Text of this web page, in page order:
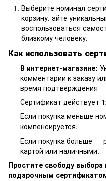
Выберите номинал
корзину. айте
воспользоваться
близкому человеку.
Как использовать
В интернет-магазине:
комментарии к заказу
время подтверждения
Сертификат действует
Если покупка меньше
компенсируется.
Если покупка больше —
картой или наличными.
Простите свободу выбора
подарочным